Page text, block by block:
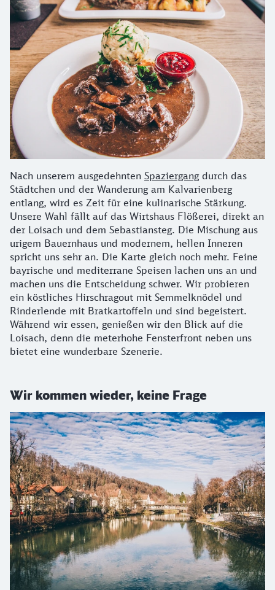
Nach unserem ausgedehnten Spaziergangdurch das
Städtchen und der Wanderung am Kalvarienberg
entlang, wird es Zeit für eine kulinarische Stärkung.
Unsere Wahl fällt auf das Wirtshaus Flößerei, direkt an
der Loisach und dem Sebastiansteg. Die Mischung aus
urigem Bauernhaus und modernem, hellen Inneren
spricht uns sehr an. Die Karte gleich noch mehr. Feine
bayrische und mediterrane Speisen lachen uns an und
machen uns die Entscheidung schwer. Wir probieren
ein köstliches Hirschragout mit Semmelknödel und
Rinderlende mit Bratkartoffeln und sind begeistert.
Während wir essen, genießen wir den Blick auf die
Loisach, denn die meterhohe Fensterfront neben uns
bietet eine wunderbare Szenerie.
Wir kommen wieder, keine Frage